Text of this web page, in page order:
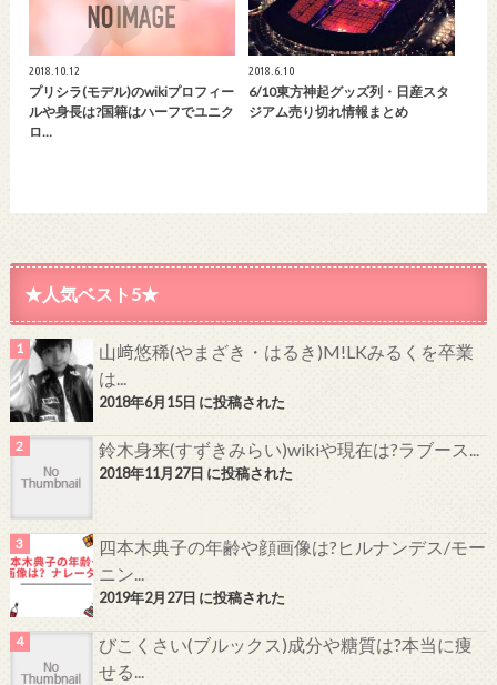
2018.10.12
プリシラ(モデル)のwikiプロフィー
ルや身長は?国籍はハーフでユニク
ロ…
2018.6.10
6/10東方神起グッズ列・日産スタ
ジアム売り切れ情報まとめ
★人気ベスト5★
山﨑悠稀(やまざき・はるき)M!LKみるくを卒業
は...
2018年6月15日 に投稿された
鈴木身来(すずきみらい)wikiや現在は?ラブース...
2018年11月27日 に投稿された
四本木典子の年齢や顔画像は?ヒルナンデス/モー
ニン...
2019年2月27日 に投稿された
びこくさい(ブルックス)成分や糖質は?本当に痩
せる...